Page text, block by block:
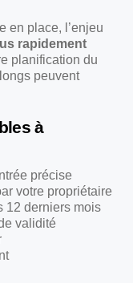
en place, l’enjeu
rapidement
planification du
peuvent
à
précise
votre propriétaire
12 derniers mois
validité